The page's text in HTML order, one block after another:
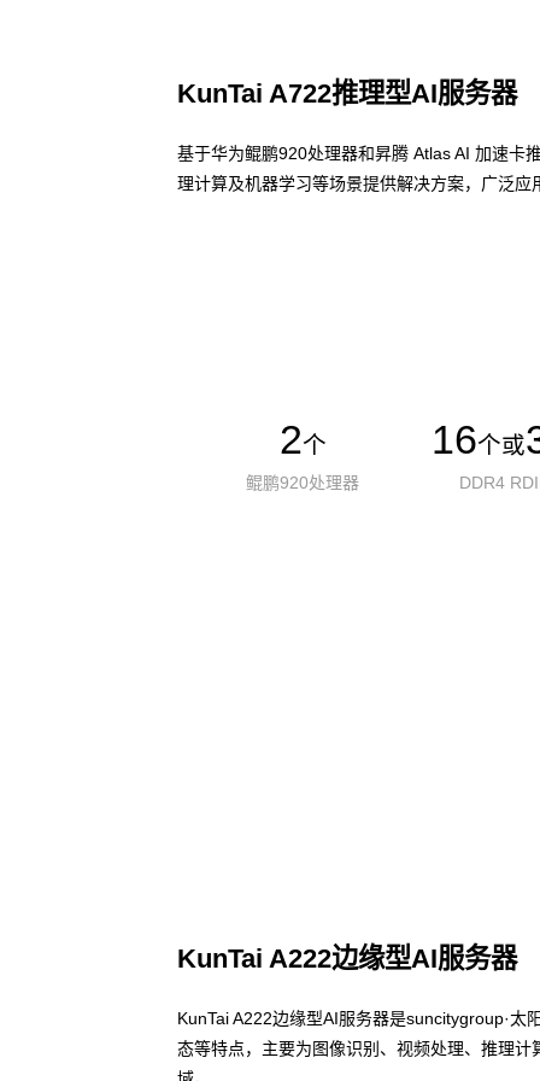
KunTai A722推理型AI服务器
基于华为鲲鹏920处理器和昇腾 Atlas AI 加速卡
理计算及机器学习等场景提供解决方案，广泛应
2个
鲲鹏920处理器
16个或
DDR4
KunTai A222边缘型AI服务器
KunTai A222边缘型AI服务器是suncitygroup·
态等特点，主要为图像识别、视频处理、推理